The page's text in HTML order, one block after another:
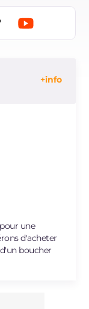
mg une
d'acheter
boucher